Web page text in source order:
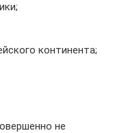
континента;
не